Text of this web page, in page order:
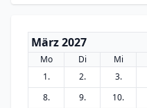
März 2027
Mo Di Mi
1.
2. 3.
8.
9. 10.